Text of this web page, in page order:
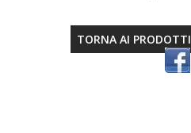
TORNA AI PRODOTTI